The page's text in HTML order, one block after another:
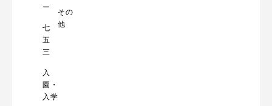
ー
七
五
三
入
園・
入学
その
他